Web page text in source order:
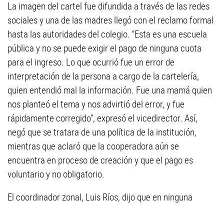
La imagen del cartel fue difundida a través de las redes
sociales y una de las madres llegó con el reclamo formal
hasta las autoridades del colegio. “Esta es una escuela
pública y no se puede exigir el pago de ninguna cuota
para el ingreso. Lo que ocurrió fue un error de
interpretación de la persona a cargo de la cartelería,
quien entendió mal la información. Fue una mamá quien
nos planteó el tema y nos advirtió del error, y fue
rápidamente corregido”, expresó el vicedirector. Así,
negó que se tratara de una política de la institución,
mientras que aclaró que la cooperadora aún se
encuentra en proceso de creación y que el pago es
voluntario y no obligatorio.
El coordinador zonal, Luis Ríos, dijo que en ninguna